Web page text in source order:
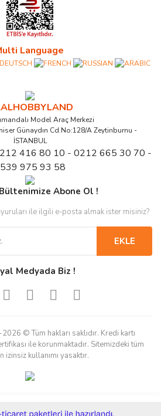
Language
Model Araç Merkezi
Günaydın Cd.No:128/A Zeytinburnu -
İSTANBUL
416 80 10 - 0212 665 30 70 -
975 93 58
Abone Ol !
ile ilgili e-posta almak ister misiniz?
EKLE
Medyada Biz !
© Tüm hakları saklıdır. Kredi kartı
ile korunmaktadır. Sitemizdeki tüm
izinsiz kullanımı yasaktır.
e-